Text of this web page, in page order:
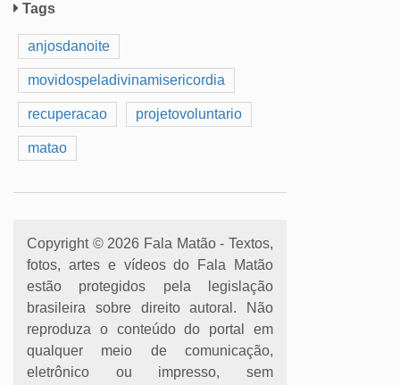
Tags
anjosdanoite
movidospeladivinamisericordia
recuperacao projetovoluntario
matao
Copyright © 2026 Fala Matão - Textos,
fotos, artes e vídeos do Fala Matão
estão protegidos pela legislação
brasileira sobre direito autoral. Não
reproduza o conteúdo do portal em
qualquer meio de comunicação,
eletrônico ou impresso, sem